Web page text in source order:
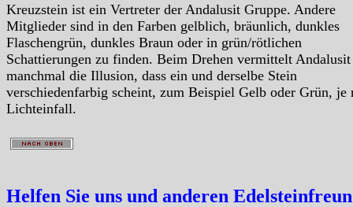
Kreuzstein ist ein Vertreter der Andalusit Gruppe. Andere
Mitglieder sind in den Farben gelblich, bräunlich, dunkles
Flaschengrün, dunkles Braun oder in grün/rötlichen
Schattierungen zu finden. Beim Drehen vermittelt Andalusit
manchmal die Illusion, dass ein und derselbe Stein
verschiedenfarbig scheint, zum Beispiel Gelb oder Grün, je
Lichteinfall.
Helfen Sie uns und anderen